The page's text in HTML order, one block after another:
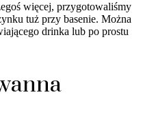
więcej, przygotowaliśmy
tuż przy basenie. Można
drinka lub po prostu